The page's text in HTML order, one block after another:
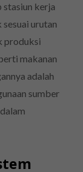
stasiun kerja
urutan
produksi
makanan
adalah
sumber